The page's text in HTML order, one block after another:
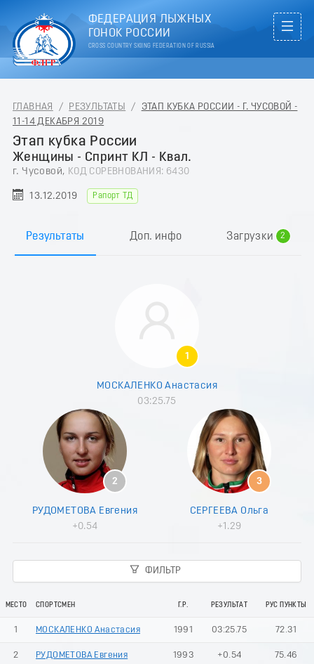
ФЕДЕРАЦИЯ ЛЫЖНЫХ
ГОНОК РОССИИ
CROSS COUNTRY SKIING FEDERATION OF RUSSIA
ГЛАВНАЯ / РЕЗУЛЬТАТЫ /
ЭТАП КУБКА РОССИИ - Г. ЧУСОВОЙ -
11-14 ДЕКАБРЯ 2019
Этап кубка России
Женщины - Спринт КЛ - Квал.
г. Чусовой, КОД СОРЕВНОВАНИЯ: 6430
13.12.2019 Рапорт ТД
Результаты Доп. инфо Загрузки
2
5
8
1
МОСКАЛЕНКО Анастасия
03:25.75
2
РУДОМЕТОВА Евгения
+0.54
3
СЕРГЕЕВА Ольга
+1.29
ФИЛЬТР
МЕСТО СПОРТСМЕН Г.Р. РЕЗУЛЬТАТ РУС ПУНКТЫ
1 МОСКАЛЕНКО Анастасия 1991 03:25.75 72.31
2 РУДОМЕТОВА Евгения 1993 +0.54 75.46